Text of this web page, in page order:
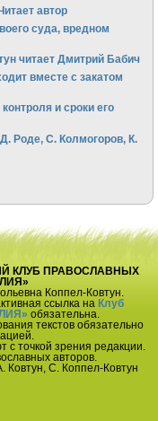
автор
суда, вредном
читает Дмитрий Бабич
вместе с закатом
и сроки его
Роде, С. Колмогоров, К.
КЛУБ ПРАВОСЛАВНЫХ
Коппел-Ковтун.
ссылка на Клуб
обязательна.
текстов обязательно
с точкой зрения редакции.
авторов.
Ковтун, С. Коппел-Ковтун